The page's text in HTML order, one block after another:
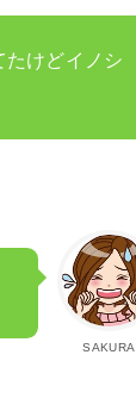
けどイノシ
SAKURA